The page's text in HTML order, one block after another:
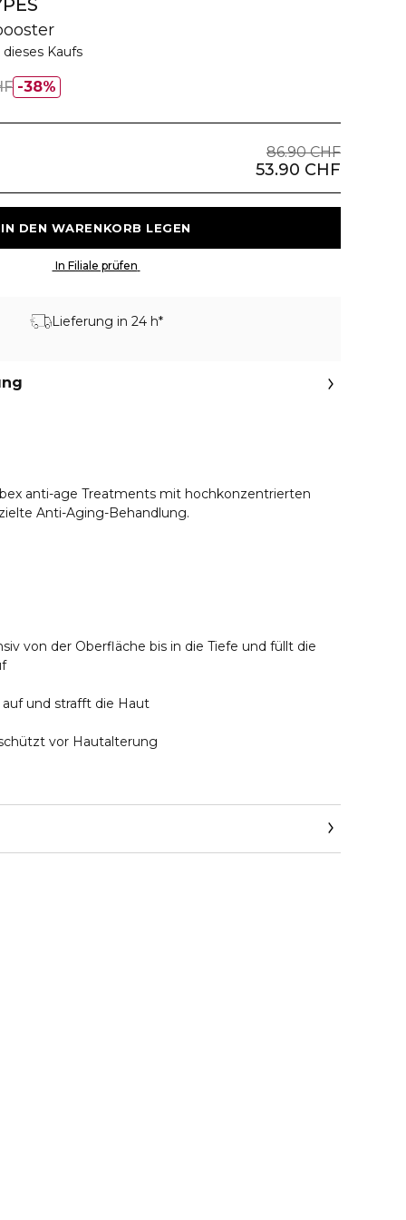
Kaufs
38%
86.90 CHF
53.90 CHF
Lieferung in 24 h*
anti-age Treatments mit hochkonzentrierten
Anti-Aging-Behandlung.
von der Oberfläche bis in die Tiefe und füllt die
und strafft die Haut
vor Hautalterung